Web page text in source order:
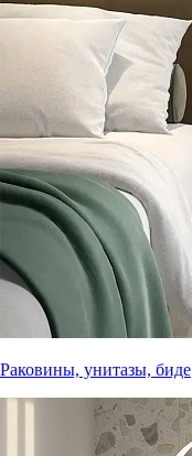
Раковины, унитазы, биде